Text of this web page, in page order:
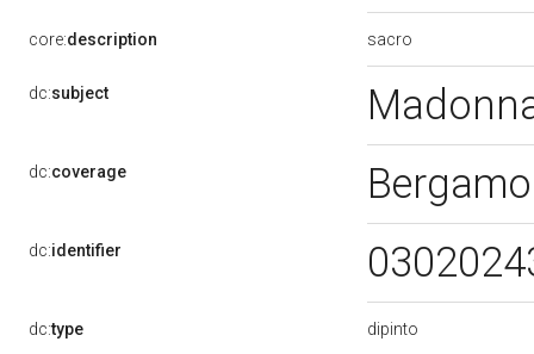
core:description sacro
dc:subject
dc:coverage
dc:identifier
dc:type dipinto